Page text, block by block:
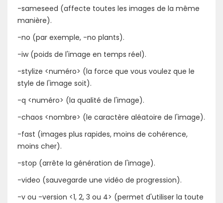
-sameseed (affecte toutes les images de la même
manière).
-no (par exemple, -no plants).
-iw (poids de l'image en temps réel).
-stylize <numéro> (la force que vous voulez que le
style de l'image soit).
-q <numéro> (la qualité de l'image).
-chaos <nombre> (le caractère aléatoire de l'image).
-fast (images plus rapides, moins de cohérence,
moins cher).
-stop (arrête la génération de l'image).
-video (sauvegarde une vidéo de progression).
-v ou -version <1, 2, 3 ou 4> (permet d'utiliser la toute